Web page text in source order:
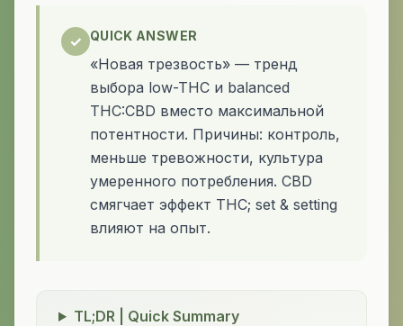
✓ QUICK ANSWER
«Новая трезвость» — тренд
выбора low-THC и balanced
THC:CBD вместо максимальной
потентности. Причины: контроль,
меньше тревожности, культура
умеренного потребления. CBD
смягчает эффект THC; set & setting
влияют на опыт.
TL;DR | Quick Summary